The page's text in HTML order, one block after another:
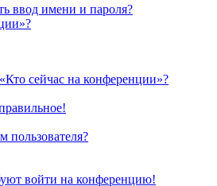
ввод имени и пароля?
сейчас на конференции»?
пользователя?
войти на конференцию!